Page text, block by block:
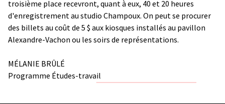
troisième place recevront, quant à eux, 40 et 20 heures
d'enregistrement au studio Champoux. On peut se procurer
des billets au coût de 5 $ aux kiosques installés au pavillon
Alexandre-Vachon ou les soirs de représentations.
MÉLANIE BRÛLÉ
Programme Études-travail